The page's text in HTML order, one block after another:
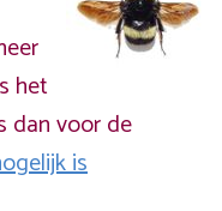
het
dan voor de
is